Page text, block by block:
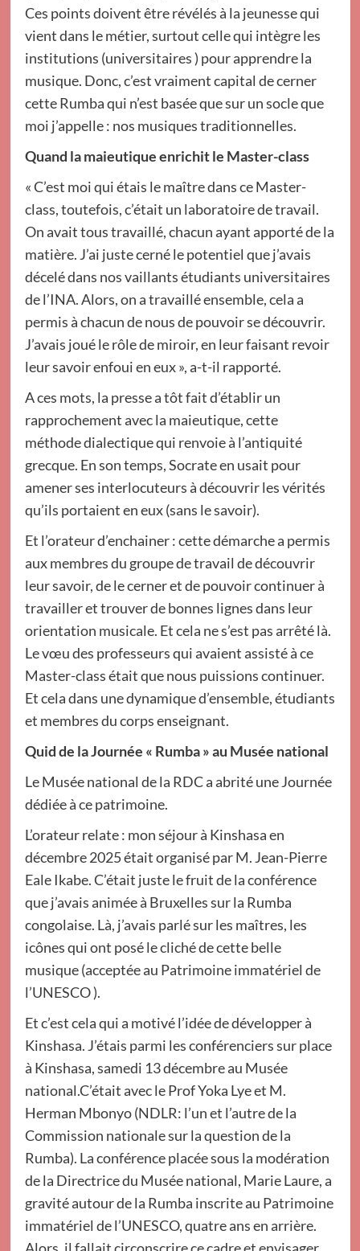
Ces points doivent être révélés à la jeunesse qui
vient dans le métier, surtout celle qui intègre les
institutions (universitaires ) pour apprendre la
musique. Donc, c’est vraiment capital de cerner
cette Rumba qui n’est basée que sur un socle que
moi j’appelle : nos musiques traditionnelles.
Quand la maieutique enrichit le Master-class
« C’est moi qui étais le maître dans ce Master-
class, toutefois, c’était un laboratoire de travail.
On avait tous travaillé, chacun ayant apporté de la
matière. J’ai juste cerné le potentiel que j’avais
décelé dans nos vaillants étudiants universitaires
de l’INA. Alors, on a travaillé ensemble, cela a
permis à chacun de nous de pouvoir se découvrir.
J’avais joué le rôle de miroir, en leur faisant revoir
leur savoir enfoui en eux », a-t-il rapporté.
A ces mots, la presse a tôt fait d’établir un
rapprochement avec la maieutique, cette
méthode dialectique qui renvoie à l’antiquité
grecque. En son temps, Socrate en usait pour
amener ses interlocuteurs à découvrir les vérités
qu’ils portaient en eux (sans le savoir).
Et l’orateur d’enchainer : cette démarche a permis
aux membres du groupe de travail de découvrir
leur savoir, de le cerner et de pouvoir continuer à
travailler et trouver de bonnes lignes dans leur
orientation musicale. Et cela ne s’est pas arrêté là.
Le vœu des professeurs qui avaient assisté à ce
Master-class était que nous puissions continuer.
Et cela dans une dynamique d’ensemble, étudiants
et membres du corps enseignant.
Quid de la Journée « Rumba » au Musée national
Le Musée national de la RDC a abrité une Journée
dédiée à ce patrimoine.
L’orateur relate : mon séjour à Kinshasa en
décembre 2025 était organisé par M. Jean-Pierre
Eale Ikabe. C’était juste le fruit de la conférence
que j’avais animée à Bruxelles sur la Rumba
congolaise. Là, j’avais parlé sur les maîtres, les
icônes qui ont posé le cliché de cette belle
musique (acceptée au Patrimoine immatériel de
l’UNESCO ).
Et c’est cela qui a motivé l’idée de développer à
Kinshasa. J’étais parmi les conférenciers sur place
à Kinshasa, samedi 13 décembre au Musée
national.C’était avec le Prof Yoka Lye et M.
Herman Mbonyo (NDLR: l’un et l’autre de la
Commission nationale sur la question de la
Rumba). La conférence placée sous la modération
de la Directrice du Musée national, Marie Laure, a
gravité autour de la Rumba inscrite au Patrimoine
immatériel de l’UNESCO, quatre ans en arrière.